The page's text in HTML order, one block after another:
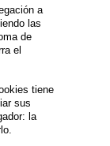
a
las
de
el
tiene
sus
la